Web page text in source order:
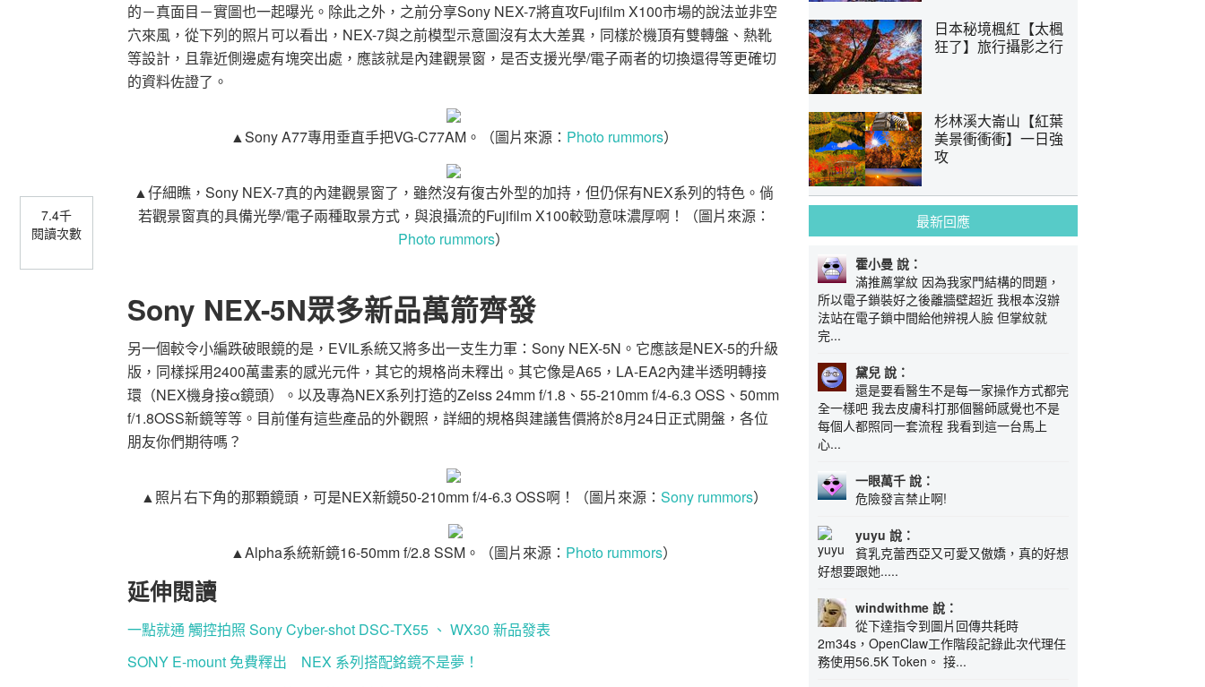
7.4千
閱讀次數
的－真面目－實圖也一起曝光。除此之外，之前分享Sony NEX-7將直攻Fujifilm X100市場的說法並非空
穴來風，從下列的照片可以看出，NEX-7與之前模型示意圖沒有太大差異，同樣於機頂有雙轉盤、熱靴
等設計，且靠近側邊處有塊突出處，應該就是內建觀景窗，是否支援光學/電子兩者的切換還得等更確切
的資料佐證了。
▲Sony A77專用垂直手把VG-C77AM。（圖片來源： Photo rummors）
▲仔細瞧，Sony NEX-7真的內建觀景窗了，雖然沒有復古外型的加持，但仍保有NEX系列的特色。倘
若觀景窗真的具備光學/電子兩種取景方式，與浪攝流的Fujifilm X100較勁意味濃厚啊！（圖片來源：
Photo rummors）
Sony NEX-5N眾多新品萬箭齊發
另一個較令小編跌破眼鏡的是，EVIL系統又將多出一支生力軍：Sony NEX-5N。它應該是NEX-5的升級
版，同樣採用2400萬畫素的感光元件，其它的規格尚未釋出。其它像是A65，LA-EA2內建半透明轉接
環（NEX機身接α鏡頭）。以及專為NEX系列打造的Zeiss 24mm f/1.8、55-210mm f/4-6.3 OSS、50mm
f/1.8OSS新鏡等等。目前僅有這些產品的外觀照，詳細的規格與建議售價將於8月24日正式開盤，各位
朋友你們期待嗎？
▲照片右下角的那顆鏡頭，可是NEX新鏡50-210mm f/4-6.3 OSS啊！（圖片來源： Sony rummors）
▲Alpha系統新鏡16-50mm f/2.8 SSM。（圖片來源： Photo rummors）
延伸閱讀
一點就通 觸控拍照 Sony Cyber-shot DSC-TX55 、 WX30 新品發表
SONY E-mount 免費釋出 NEX 系列搭配銘鏡不是夢！
日本秘境楓紅【太楓
狂了】旅行攝影之行
杉林溪大崙山【紅葉
美景衝衝衝】一日強
攻
最新回應
霍小曼 說：
滿推薦掌紋 因為我家門結構的問題，
所以電子鎖裝好之後離牆壁超近 我根本沒辦
法站在電子鎖中間給他辨視人臉 但掌紋就
完...
黛兒 說：
還是要看醫生不是每一家操作方式都完
全一樣吧 我去皮膚科打那個醫師感覺也不是
每個人都照同一套流程 我看到這一台馬上
心...
一眼萬千 說：
危險發言禁止啊!
yuyu 說：
貧乳克蕾西亞又可愛又傲嬌，真的好想
好想要跟她.....
windwithme 說：
從下達指令到圖片回傳共耗時
2m34s，OpenClaw工作階段記錄此次代理任
務使用56.5K Token。 接...